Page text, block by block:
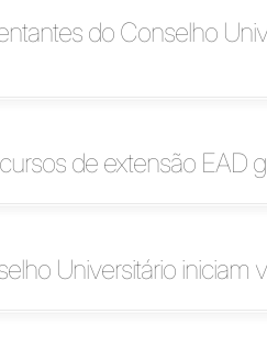
do Conselho
de extensão EAD
Universitário iniciam